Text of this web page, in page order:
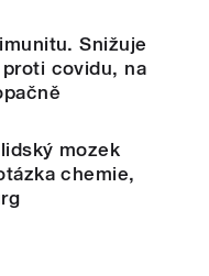
Snižuje
covidu, na
mozek
chemie,